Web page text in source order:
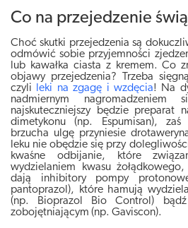
Co na przejedzenie
Choć skutki przejedzenia są
odmówić sobie przyjemności
lub kawałka ciasta z kremem. Co
objawy przejedzenia? Trzeba
czyli
leki na zgagę i wzdęcia! Na
nadmiernym
najskuteczniejszy będzie preparat
dimetykonu (np. Espumisan),
brzucha ulgę przyniesie
leku nie obędzie się przy
kwaśne odbijanie, które
wydzielaniem kwasu
dają inhibitory pompy
pantoprazol), które hamują
(np. Bioprazol Bio Control)
zobojętniającym (np. Gaviscon).